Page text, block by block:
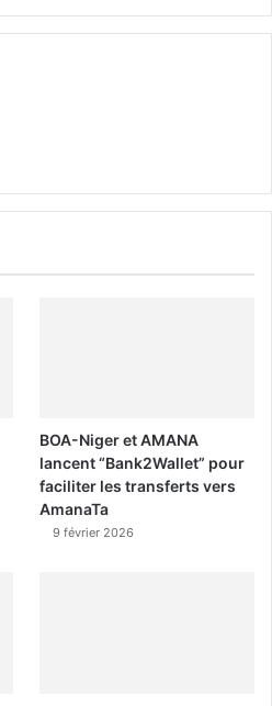
BOA-Niger et AMANA
lancent “Bank2Wallet” pour
faciliter les transferts vers
AmanaTa
9 février 2026